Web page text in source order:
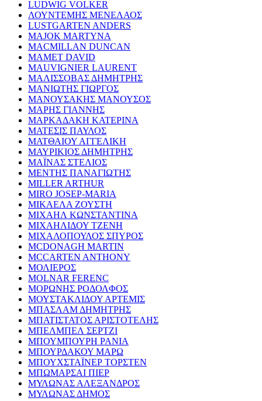
LUDWIG VOLKER
ΛΟΥΝΤΕΜΗΣ ΜΕΝΕΛΑΟΣ
LUSTGARTEN ANDERS
MAJOK MARTYNA
MACMILLAN DUNCAN
MAMET DAVID
MAUVIGNIER LAURENT
ΜΑΛΙΣΣΟΒΑΣ ΔΗΜΗΤΡΗΣ
ΜΑΝΙΩΤΗΣ ΓΙΩΡΓΟΣ
ΜΑΝΟΥΣΑΚΗΣ ΜΑΝΟΥΣΟΣ
ΜΑΡΗΣ ΓΙΑΝΝΗΣ
ΜΑΡΚΑΔΑΚΗ ΚΑΤΕΡΙΝΑ
ΜΑΤΕΣΙΣ ΠΑΥΛΟΣ
ΜΑΤΘΑΙΟΥ ΑΓΓΕΛΙΚΗ
ΜΑΥΡΙΚΙΟΣ ΔΗΜΗΤΡΗΣ
ΜΑΪΝΑΣ ΣΤΕΛΙΟΣ
ΜΕΝΤΗΣ ΠΑΝΑΓΙΩΤΗΣ
MILLER ARTHUR
MIRO JOSEP-MARIA
ΜΙΚΑΕΛΑ ΖΟΥΣΤΗ
ΜΙΧΑΗΛ ΚΩΝΣΤΑΝΤΙΝΑ
ΜΙΧΑΗΛΙΔΟΥ ΤΖΕΝΗ
ΜΙΧΑΛΟΠΟΥΛΟΣ ΣΠΥΡΟΣ
MCDONAGH MARTIN
MCCARTEN ANTHONY
ΜΟΛΙΕΡΟΣ
MOLNAR FERENC
ΜΟΡΩΝΗΣ ΡΟΔΟΛΦΟΣ
ΜΟΥΣΤΑΚΛΙΔΟΥ ΑΡΤΕΜΙΣ
ΜΠΑΣΛΑΜ ΔΗΜΗΤΡΗΣ
ΜΠΑΤΙΣΤΑΤΟΣ ΑΡΙΣΤΟΤΕΛΗΣ
ΜΠΕΛΜΠΕΛ ΣΕΡΤΖΙ
ΜΠΟΥΜΠΟΥΡΗ ΡΑΝΙΑ
ΜΠΟΥΡΔΑΚΟΥ ΜΑΡΩ
ΜΠΟΥΧΣΤΑΪΝΕΡ ΤΟΡΣΤΕΝ
ΜΠΩΜΑΡΣΑΙ ΠΙΕΡ
ΜΥΛΩΝΑΣ ΑΛΕΞΑΝΔΡΟΣ
ΜΥΛΩΝΑΣ ΔΗΜΟΣ